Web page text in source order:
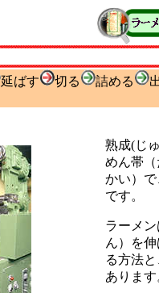
延ばす 切る 詰める
熟成(じ
めん帯
かい）
です。
ラーメ
ん）を
る方法
あります